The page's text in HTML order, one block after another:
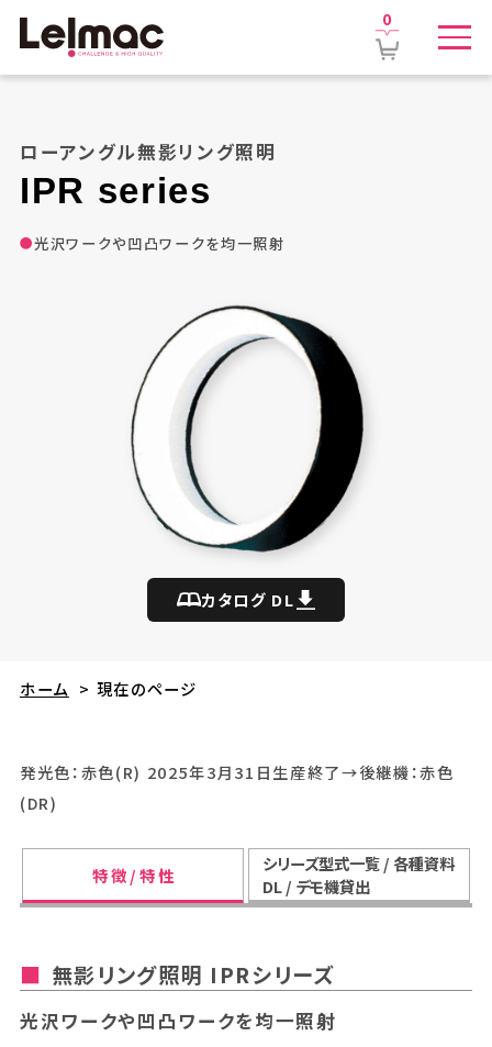
0
ローアングル無影リング照明
IPR series
光沢ワークや凹凸ワークを均一照射
カタログ DL
ホーム > 現在のページ
発光色：赤色(R) 2025年3月31日生産終了→後継機：赤色
(DR)
特 徴 / 特 性
シリーズ型式一覧 / 各種資料
DL / デモ機貸出
無影リング照明 IPRシリーズ
光沢ワークや凹凸ワークを均一照射